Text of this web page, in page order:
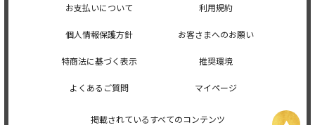
お支払いについて 利用規約
個人情報保護方針 お客さまへのお願い
特商法に基づく表示 推奨環境
よくあるご質問 マイページ
掲載されているすべてのコンテンツ